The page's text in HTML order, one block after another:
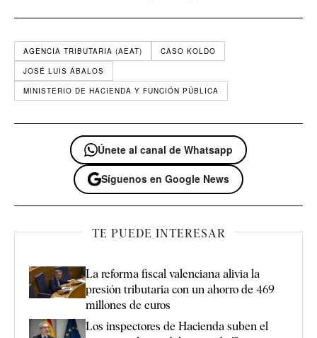
AGENCIA TRIBUTARIA (AEAT)
CASO KOLDO
JOSÉ LUIS ÁBALOS
MINISTERIO DE HACIENDA Y FUNCIÓN PÚBLICA
Únete al canal de Whatsapp
Síguenos en Google News
TE PUEDE INTERESAR
La reforma fiscal valenciana alivia la
presión tributaria con un ahorro de 469
millones de euros
Los inspectores de Hacienda suben el